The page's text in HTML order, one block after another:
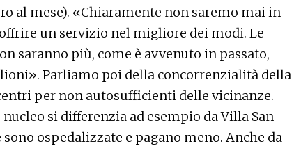
al mese). «Chiaramente non saremo mai in
un servizio nel migliore dei modi. Le
saranno più, come è avvenuto in passato,
Parliamo poi della concorrenzialità della
per non autosufficienti delle vicinanze.
si differenzia ad esempio da Villa San
ospedalizzate e pagano meno. Anche da